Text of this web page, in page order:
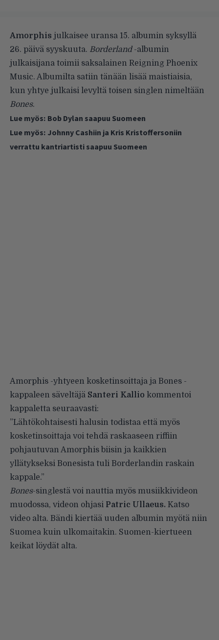
Amorphis julkaisee uransa 15. albumin syksyllä
26. päivä syyskuuta. Borderland-albumin
julkaisijana toimii saksalainen Reigning Phoenix
Music. Albumilta satiin tänään lisää maistiaisia,
kun yhtye julkaisi levyltä toisen singlen nimeltään
Bones.
Lue myös: Bob Dylan saapuu Suomeen
Lue myös: Johnny Cashiin ja Kris Kristoffersoniin
verrattu kantriartisti saapuu Suomeen
Amorphis -yhtyeen kosketinsoittaja ja Bones -
kappaleen säveltäjä Santeri Kallio kommentoi
kappaletta seuraavasti:
”Lähtökohtaisesti halusin todistaa että myös
kosketinsoittaja voi tehdä raskaaseen riffiin
pohjautuvan Amorphis biisin ja kaikkien
yllätykseksi Bonesista tuli Borderlandin raskain
kappale.”
Bones-singlestä voi nauttia myös musiikkivideon
muodossa, videon ohjasi Patric Ullaeus. Katso
video alta. Bändi kiertää uuden albumin myötä niin
Suomea kuin ulkomaitakin. Suomen-kiertueen
keikat löydät alta.